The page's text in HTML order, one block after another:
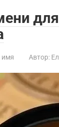
для
имя Автор: